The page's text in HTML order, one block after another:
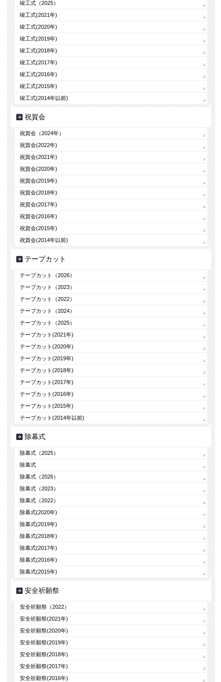
竣工式（2025）
竣工式(2021年)
竣工式(2020年)
竣工式(2019年)
竣工式(2018年)
竣工式(2017年)
竣工式(2016年)
竣工式(2015年)
竣工式(2014年以前)
祝賀会
祝賀会（2024年）
祝賀会(2022年)
祝賀会(2021年)
祝賀会(2020年)
祝賀会(2019年)
祝賀会(2018年)
祝賀会(2017年)
祝賀会(2016年)
祝賀会(2015年)
祝賀会(2014年以前)
テープカット
テープカット（2026）
テープカット（2023）
テープカット（2022）
テープカット（2024）
テープカット（2025）
テープカット(2021年)
テープカット(2020年)
テープカット(2019年)
テープカット(2018年)
テープカット(2017年)
テープカット(2016年)
テープカット(2015年)
テープカット(2014年以前)
除幕式
除幕式（2025）
除幕式
除幕式（2026）
除幕式（2023）
除幕式（2022）
除幕式(2020年)
除幕式(2019年)
除幕式(2018年)
除幕式(2017年)
除幕式(2016年)
除幕式(2015年)
安全祈願祭
安全祈願祭（2022）
安全祈願祭(2021年)
安全祈願祭(2020年)
安全祈願祭(2019年)
安全祈願祭(2018年)
安全祈願祭(2017年)
安全祈願祭(2016年)